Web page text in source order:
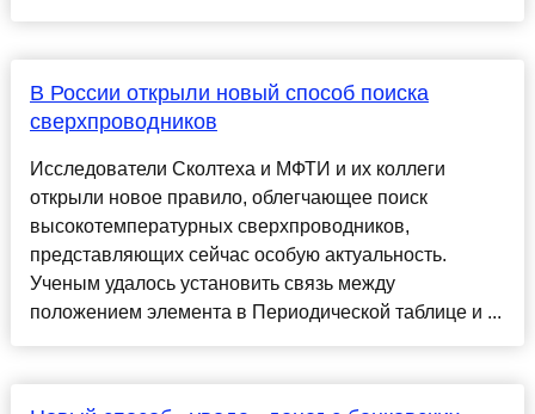
В России открыли новый способ поиска
сверхпроводников
Исследователи Сколтеха и МФТИ и их коллеги
открыли новое правило, облегчающее поиск
высокотемпературных сверхпроводников,
представляющих сейчас особую актуальность.
Ученым удалось установить связь между
положением элемента в Периодической таблице и ...